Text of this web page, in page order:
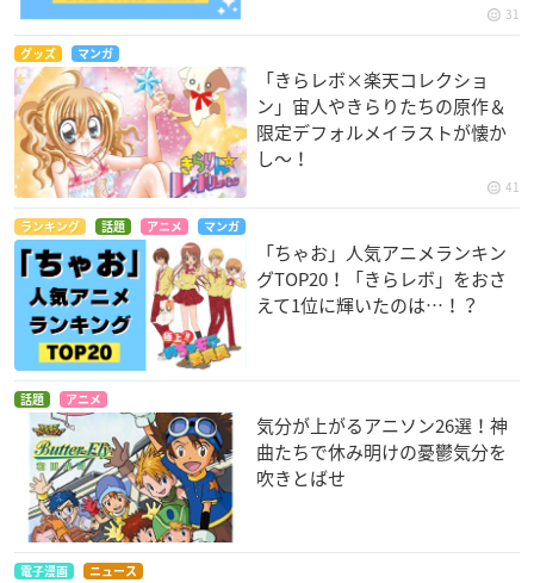
31
グッズ マンガ
「きらレボ×楽天コレクショ
ン」宙人やきらりたちの原作＆
限定デフォルメイラストが懐か
し～！
41
ランキング 話題 アニメ マンガ
「ちゃお」人気アニメランキン
グTOP20！「きらレボ」をおさ
えて1位に輝いたのは…！？
話題 アニメ
気分が上がるアニソン26選！神
曲たちで休み明けの憂鬱気分を
吹きとばせ
電子漫画 ニュース